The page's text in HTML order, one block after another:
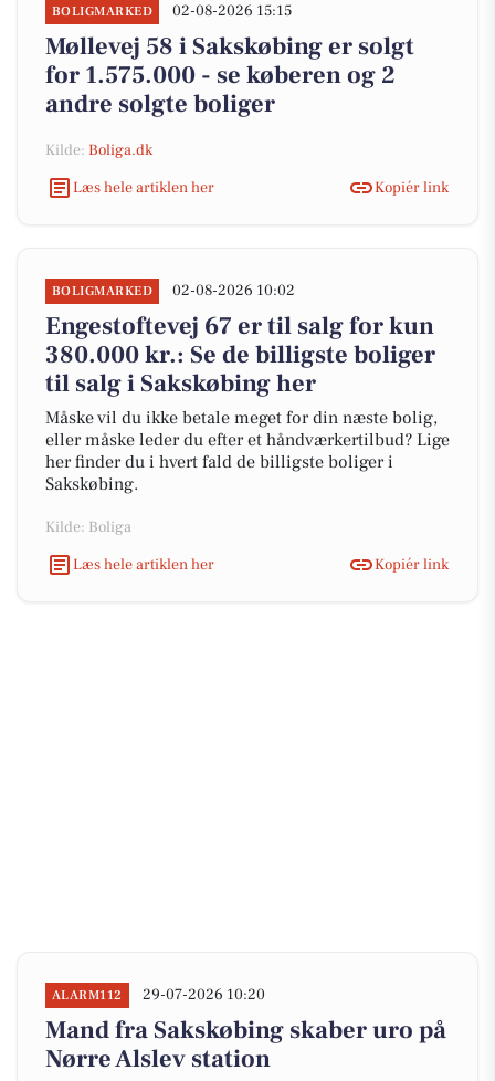
BOLIGMARKED 02-08-2026 15:15
Møllevej 58 i Sakskøbing er solgt
for 1.575.000 - se køberen og 2
andre solgte boliger
Kilde: Boliga.dk
Læs hele artiklen her
Kopiér link
BOLIGMARKED 02-08-2026 10:02
Engestoftevej 67 er til salg for kun
380.000 kr.: Se de billigste boliger
til salg i Sakskøbing her
Måske vil du ikke betale meget for din næste bolig,
eller måske leder du efter et håndværkertilbud? Lige
her finder du i hvert fald de billigste boliger i
Sakskøbing.
Kilde: Boliga
Læs hele artiklen her
Kopiér link
ALARM112 29-07-2026 10:20
Mand fra Sakskøbing skaber uro på
Nørre Alslev station